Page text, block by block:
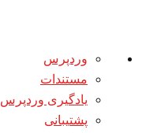
درباره
وردپرس
وردپرس
مستندات
یادگیری وردپرس
پشتیبانی